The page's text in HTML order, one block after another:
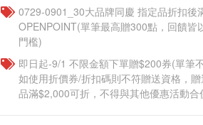
0729-0901_30大品牌同慶 指定品折扣後
OPENPOINT(單筆最高贈300點，回饋皆
門檻)
即日起-9/1 不限金額下單贈$200券(單筆
如使用折價券/折扣碼則不符贈送資格，
品滿$2,000可折，不得與其他優惠活動合